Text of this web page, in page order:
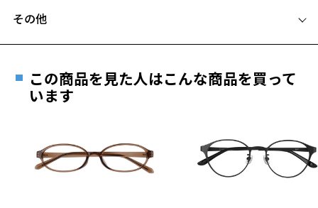
しています。
ット感も充実させ、かけ心地良く、より快適に過ごせるようになりま
した。
Zoff NEW STANDARD ページをみる
安心1 フレーム１年間品質保証
きます。
※保証期間内に交換が行われた場合、保証期間は初期の期間から
その他
ご希望のお客さまは、「レンズ交換券」をお選びのうえ、
最寄りのZoff実店舗にてレンズをお買い求めください。
※サングラスやパッケージ品では「レンズ交換券」はお選び
談ください。
この商品を見た人はこんな商品を買って
います